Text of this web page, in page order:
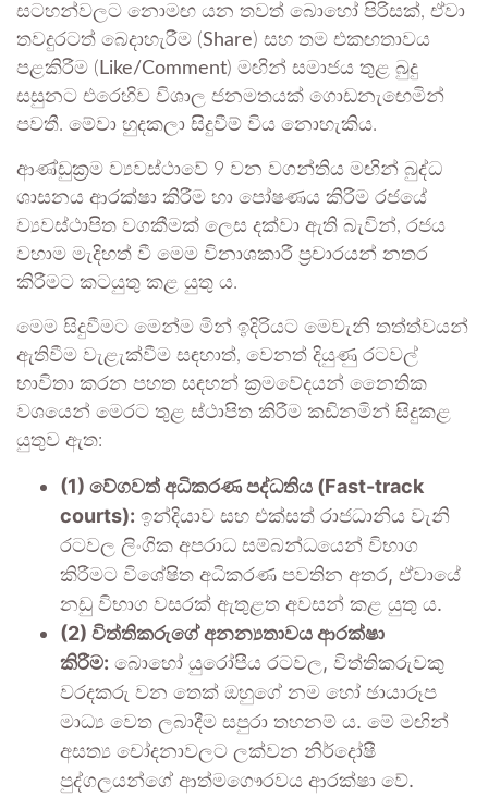
සටහන්වලට නොමඟ යන තවත් බොහෝ පිරිසක්, ඒවා
තවදුරටත් බෙදාහැරීම (Share) සහ තම එකඟතාවය
පළකිරීම ( Like/Comment) මඟින් සමාජය තුළ බුදු
සසුනට එරෙහිව විශාල ජනමතයක් ගොඩනැඟෙමින්
පවතී. මේවා හුදකලා සිදුවීම් විය නොහැකිය.
ආණ්ඩුක්‍රම ව්‍යවස්ථාවේ 9 වන වගන්තිය මඟින් බුද්ධ
ශාසනය ආරක්ෂා කිරීම හා පෝෂණය කිරීම රජයේ
ව්‍යවස්ථාපිත වගකීමක් ලෙස දක්වා ඇති බැවින්, රජය
වහාම මැදිහත් වී මෙම විනාශකාරී ප්‍රචාරයන් නතර
කිරීමට කටයුතු කළ යුතු ය.
මෙම සිදුවීමට මෙන්ම මින් ඉදිරියට මෙවැනි තත්ත්වයන්
ඇතිවීම වැළැක්වීම සඳහාත්, වෙනත් දියුණු රටවල්
භාවිතා කරන පහත සඳහන් ක්‍රමවේදයන් නෛතික
වශයෙන් මෙරට තුළ ස්ථාපිත කිරීම කඩිනමින් සිදුකළ
යුතුව ඇත:
(1) වේගවත් අධිකරණ පද්ධතිය (Fast-track
courts): ඉන්දියාව සහ එක්සත් රාජධානිය වැනි
රටවල ලිංගික අපරාධ සම්බන්ධයෙන් විභාග
කිරීමට විශේෂිත අධිකරණ පවතින අතර, ඒවායේ
නඩු විභාග වසරක් ඇතුළත අවසන් කළ යුතු ය.
(2) විත්තිකරුගේ අනන්‍යතාවය ආරක්ෂා
කිරීම: බොහෝ යුරෝපීය රටවල, විත්තිකරුවකු
වරදකරු වන තෙක් ඔහුගේ නම හෝ ඡායාරූප
මාධ්‍ය වෙත ලබාදීම සපුරා තහනම් ය. මේ මඟින්
අසත්‍ය චෝදනාවලට ලක්වන නිර්දෝෂී
පුද්ගලයන්ගේ ආත්මගෞරවය ආරක්ෂා වේ.